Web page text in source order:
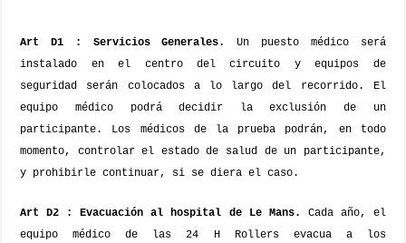
Art D1 : Servicios Generales.
Un puesto médico será
instalado en el centro del circuito y equipos de
seguridad serán colocados a lo largo del recorrido. El
equipo médico podrá decidir la exclusión de un
participante.
Los médicos de la prueba podrán, en todo
momento, controlar el estado de salud de un participante,
y prohibirle continuar, si se diera el caso.
Art D2 : Evacuación al hospital de Le Mans.
Cada año, el
equipo médico de las 24 H Rollers evacua a los